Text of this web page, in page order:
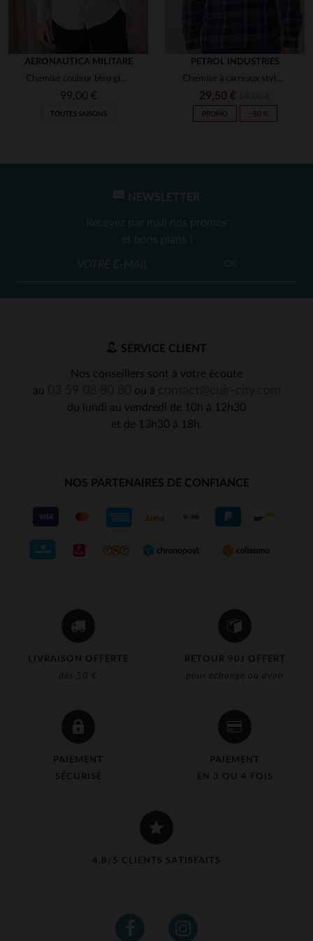
AERONAUTICA MILITARE
Chemise couleur bleu glacier avec logo aéronautique
99,00 €
TOUTES SAISONS
PETROL INDUSTRIES
Chemise à carreaux style bucheron
29,50 €
PROMO −50 %
LIVRAISON OFFERTE
dès 50 €
RETOUR 90J OFFERT
pour échange ou avoir
PAIEMENT
SÉCURISÉ
PAIEMENT
EN 3 OU 4 FOIS
4,8/5 CLIENTS SATISFAITS
NEWSLETTER
Recevez par mail nos promos
et bons plans !
OK
SERVICE CLIENT
Nos conseillers sont à votre écoute
au
ou à
du lundi au vendredi de 10h à 12h30
et de 13h30 à 18h.
NOS PARTENAIRES DE CONFIANCE